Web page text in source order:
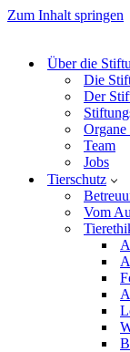
Zum Inhalt springen
Über die
Die
Der
Team
Jobs
Tierschutz
Vom